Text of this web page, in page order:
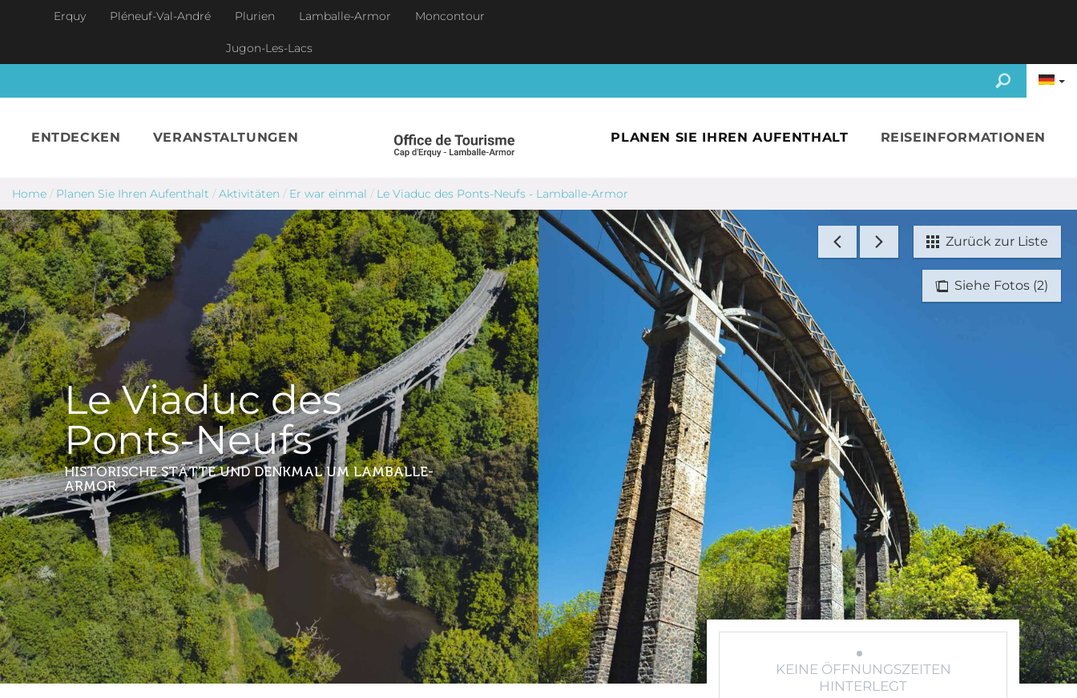
Skip to main content
Erquy Pléneuf-Val-André Plurien Lamballe-Armor Moncontour
Jugon-Les-Lacs
ENTDECKEN VERANSTALTUNGEN PLANEN SIE IHREN AUFENTHALT REISEINFORMATIONEN
Home / Planen Sie Ihren Aufenthalt / Aktivitäten / Er war einmal / Le Viaduc des Ponts-Neufs - Lamballe-Armor
Siehe Fotos (2)
Zurück zur Liste
Le Viaduc des
Ponts-Neufs
HISTORISCHE STÄTTE UND DENKMALUM LAMBALLE-
ARMOR
KEINE ÖFFNUNGSZEITEN
HINTERLEGT